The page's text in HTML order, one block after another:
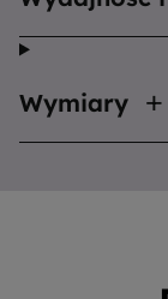
Wymiary